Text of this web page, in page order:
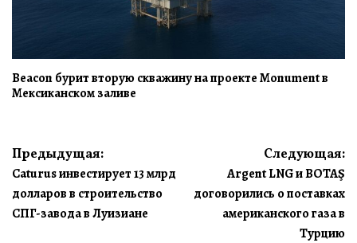
Beacon бурит вторую скважину на проекте Monument в
Мексиканском заливе
Навигация
по
записям
Предыдущая:
Caturus инвестирует 13 млрд
долларов в строительство
СПГ-завода в Луизиане
Следующая:
Argent LNG и BOTAŞ
договорились о поставках
американского газа в
Турцию